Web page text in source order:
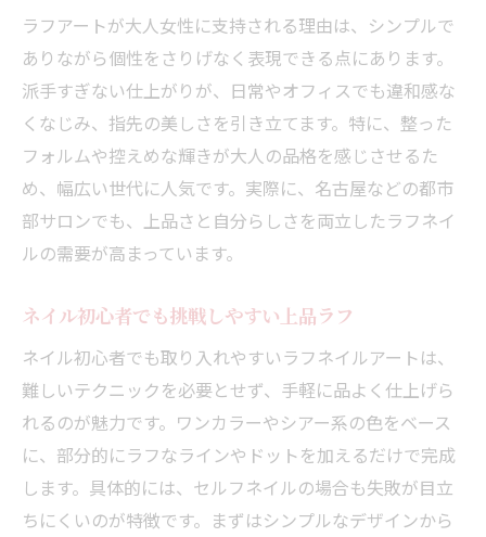
ラフアートが大人女性に支持される理由は、シンプルで
ありながら個性をさりげなく表現できる点にあります。
派手すぎない仕上がりが、日常やオフィスでも違和感な
くなじみ、指先の美しさを引き立てます。特に、整った
フォルムや控えめな輝きが大人の品格を感じさせるた
め、幅広い世代に人気です。実際に、名古屋などの都市
部サロンでも、上品さと自分らしさを両立したラフネイ
ルの需要が高まっています。
ネイル初心者でも挑戦しやすい上品ラフ
ネイル初心者でも取り入れやすいラフネイルアートは、
難しいテクニックを必要とせず、手軽に品よく仕上げら
れるのが魅力です。ワンカラーやシアー系の色をベース
に、部分的にラフなラインやドットを加えるだけで完成
します。具体的には、セルフネイルの場合も失敗が目立
ちにくいのが特徴です。まずはシンプルなデザインから